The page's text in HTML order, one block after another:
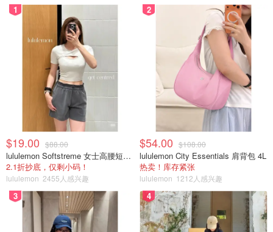
1
$19.00 $88.00
lululemon Softstreme 女士高腰短裤 10cm
2.1折抄底，仅剩小码！
lululemon 2455人感兴趣
2
$54.00 $108.00
lululemon City Essentials 肩背包 4L
热卖！库存紧张
lululemon 1212人感兴趣
3 4